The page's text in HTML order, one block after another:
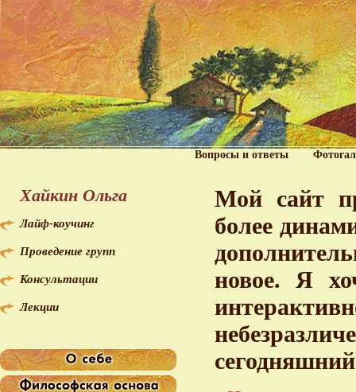
Вопросы и ответы
Хайкин Ольга
Лайф-коучинг
Проведение групп
Консультации
Лекции
Мой сайт
более
новое. Я